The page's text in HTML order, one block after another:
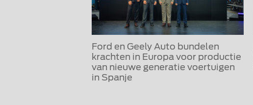
Ford en Geely Auto bundelen
krachten in Europa voor productie
van nieuwe generatie voertuigen
in Spanje